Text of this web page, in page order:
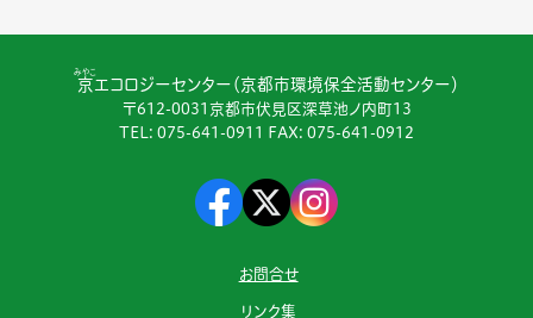
京
みやこ
エコロジーセンター（京都市環境保全活動センター）
〒612-0031京都市伏見区深草池ノ内町13
TEL: 075-641-0911 FAX: 075-641-0912
お問合せ
リンク集